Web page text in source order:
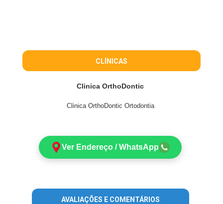
CLÍNICAS
Clinica OrthoDontic
Clinica OrthoDontic Ortodontia
Ver Endereço / WhatsApp
AVALIAÇÕES E COMENTÁRIOS